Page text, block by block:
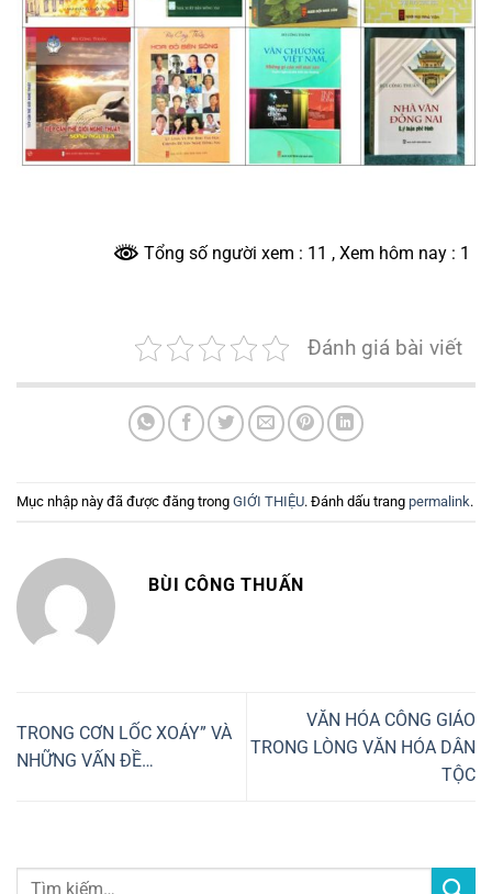
Tổng số người xem : 11 , Xem hôm nay : 1
Đánh giá bài viết
Mục nhập này đã được đăng trong GIỚI THIỆU. Đánh dấu trang permalink.
BÙI CÔNG THUẤN
TRONG CƠN LỐC XOÁY” VÀ
NHỮNG VẤN ĐỀ…
VĂN HÓA CÔNG GIÁO
TRONG LÒNG VĂN HÓA DÂN
TỘC